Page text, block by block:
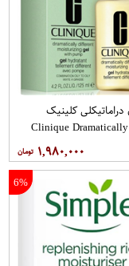
کلینیک
Clinique
۱,۹۸۰,۰۰۰
6%